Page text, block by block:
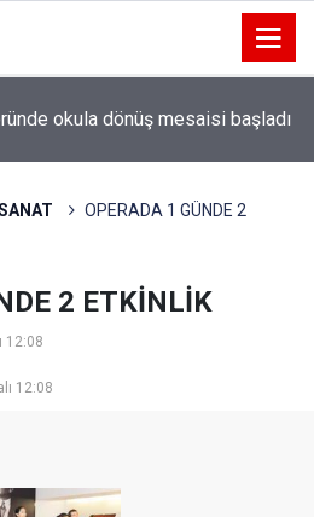
okula dönüş mesaisi başladı
OPERADA 1 GÜNDE 2
2 ETKİNLİK
12:08
12:08